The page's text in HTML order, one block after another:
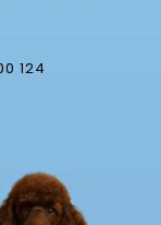
124